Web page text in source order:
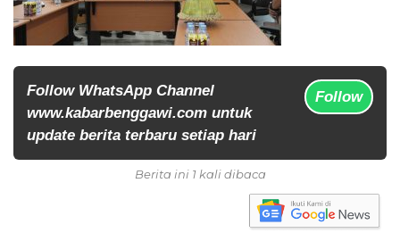
Follow WhatsApp Channel
www.kabarbenggawi.com untuk
update berita terbaru setiap hari
Follow
Berita ini 1 kali dibaca